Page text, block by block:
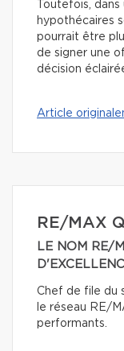
Toutefois,
hypothécaires
pourrait être
de signer une
décision
Article
RE/MAX
LE NOM RE/
Chef de file du
le réseau RE/
performants.